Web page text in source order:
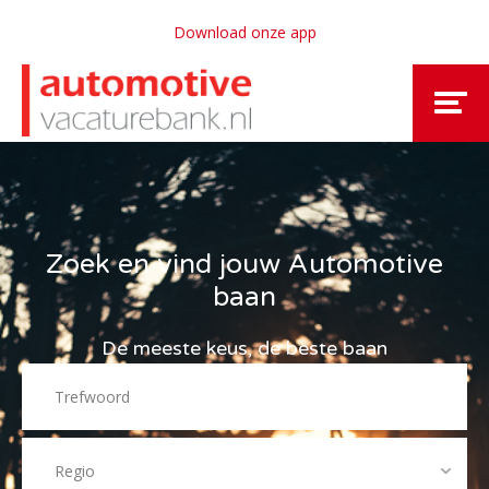
Download onze app
Zoek en vind jouw Automotive
baan
De meeste keus, de beste baan